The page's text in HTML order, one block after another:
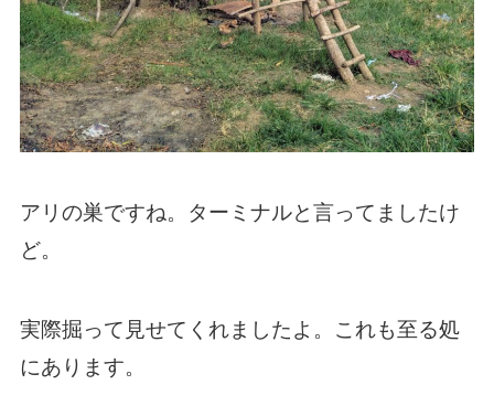
アリの巣ですね。ターミナルと言ってましたけ
ど。
実際掘って見せてくれましたよ。これも至る処
にあります。